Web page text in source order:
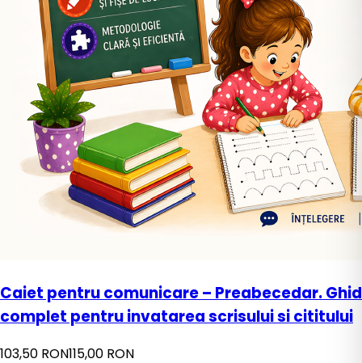
Caiet pentru comunicare – Preabecedar. Ghid
complet pentru invatarea scrisului si cititului
103,50 RON115,00 RON